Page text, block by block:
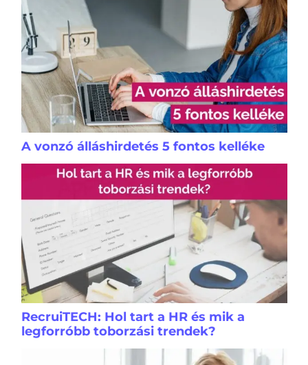
A vonzó álláshirdetés 5 fontos kelléke
RecruiTECH: Hol tart a HR és mik a
legforróbb toborzási trendek?